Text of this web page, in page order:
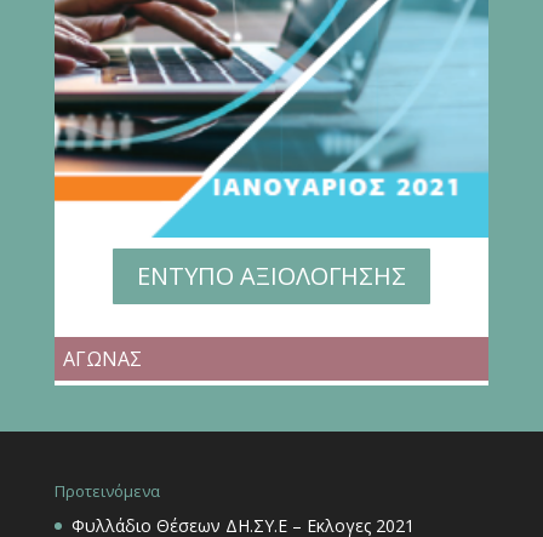
ΕΝΤΥΠΟ ΑΞΙΟΛΟΓΗΣΗΣ
ΑΓΩΝΑΣ
Προτεινόμενα
Φυλλάδιο Θέσεων ΔΗ.ΣΥ.Ε – Εκλογες 2021